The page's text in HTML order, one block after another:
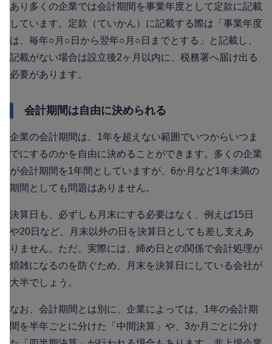
あり多くの企業では会計期間を事業年度として定款に記載
しています。定款（ていかん）に記載する際は「事業年度
は、毎年○月○日から翌年○月○日までとする」と記載し、
記載がない場合は設立後2ヶ月以内に、税務署へ届け出る
必要があります。
会計期間は自由に決められる
企業の会計期間は、1年を超えない範囲でいつからいつま
でにするのかを自由に決めることができます。多くの企業
が会計期間を1年間としていますが、6か月など1年未満の
期間としても問題はありません。
決算日も、必ずしも月末にする必要はなく、例えば15日
や20日など、月末以外の日を決算日としても差し支えあ
りません。ただ、実際には、締め日との関係で会計処理が
煩雑になるのを防ぐため、月末を決算日にしている会社が
大半でしょう。
なお、会計期間とは別に、企業によっては、1年の会計期
間を半年ごとに分けた「中間決算」や、3か月ごとに分け